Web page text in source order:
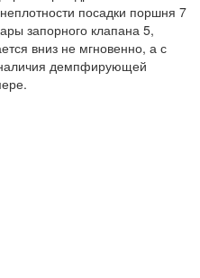
посадки поршня 7
запорного клапана 5,
вниз не мгновенно, а с
демпфирующей